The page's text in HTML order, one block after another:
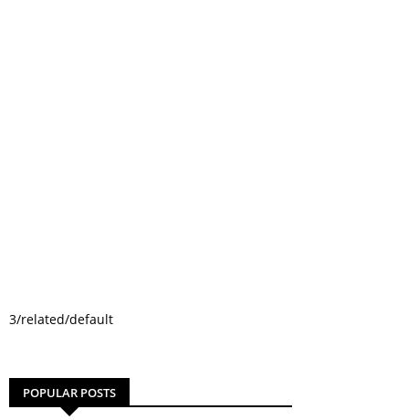
3/related/default
POPULAR POSTS